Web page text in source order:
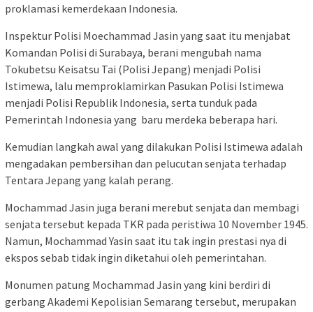
proklamasi kemerdekaan Indonesia.
Inspektur Polisi Moechammad Jasin yang saat itu menjabat
Komandan Polisi di Surabaya, berani mengubah nama
Tokubetsu Keisatsu Tai (Polisi Jepang) menjadi Polisi
Istimewa, lalu memproklamirkan Pasukan Polisi Istimewa
menjadi Polisi Republik Indonesia, serta tunduk pada
Pemerintah Indonesia yang baru merdeka beberapa hari.
Kemudian langkah awal yang dilakukan Polisi Istimewa adalah
mengadakan pembersihan dan pelucutan senjata terhadap
Tentara Jepang yang kalah perang.
Mochammad Jasin juga berani merebut senjata dan membagi
senjata tersebut kepada TKR pada peristiwa 10 November 1945.
Namun, Mochammad Yasin saat itu tak ingin prestasi nya di
ekspos sebab tidak ingin diketahui oleh pemerintahan.
Monumen patung Mochammad Jasin yang kini berdiri di
gerbang Akademi Kepolisian Semarang tersebut, merupakan